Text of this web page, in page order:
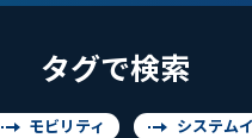
タグで検索
モビリティ システム